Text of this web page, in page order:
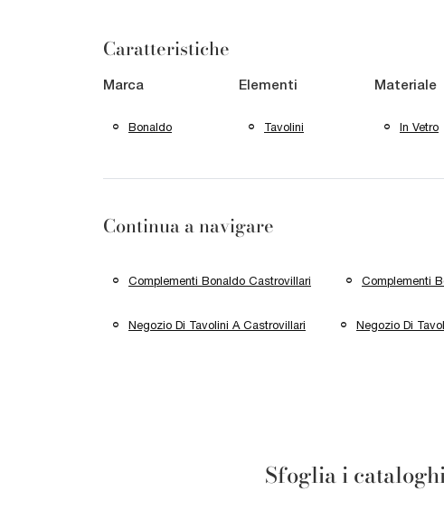
Caratteristiche
Marca
Bonaldo
Elementi
Tavolini
Materiale
In Vetro
Continua a navigare
Complementi Bonaldo Castrovillari Complementi
Negozio Di Tavolini A Castrovillari Negozio Di
Sfoglia i